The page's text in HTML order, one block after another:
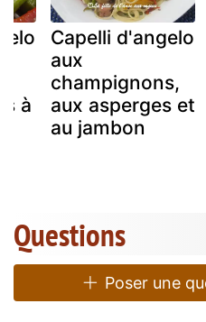
à
Capelli d'angelo
aux
champignons,
aux asperges et
au jambon
Questions
Poser une